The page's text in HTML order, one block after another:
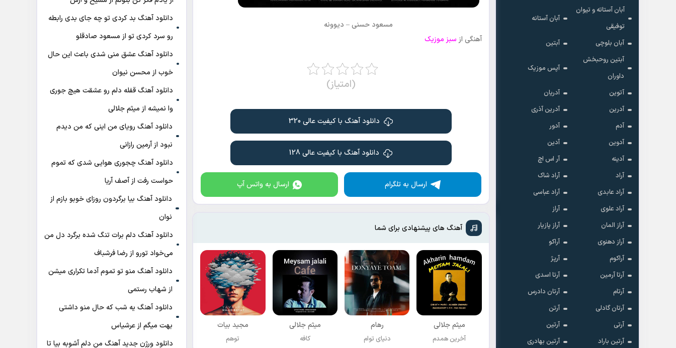
آبان آستاته و تیوان
توفیقی
آبان آستانه
آبان بلوچی
آبتین
آبتین روحبخش
داوران
آپس موزیک
آتوین
آدریان
آدرین
آدرین آذری
آدم
آدور
آدوین
آدین
آدینه
آر اس اچ
آراد
آراد شاک
آراد عابدی
آراد عباسی
آراد علوی
آراز
آراز المان
آراز پازیار
آراز دهنوی
آراکو
آراکوم
آرپژ
آرتا آرمین
آرتا اسدی
آرتام
آرتان دادرس
آرتان گادلی
آرتن
آرتی
آرتین
آرتین باراد
آرتین بهادری
مسعود حسنی – دیوونه
آهنگی از سبز موزیک
(امتیاز)
دانلود آهنگ با کیفیت عالی 320
دانلود آهنگ با کیفیت عالی 128
ارسال به تلگرام ارسال به واتس آپ
آهنگ های پیشنهادی برای شما
میثم جلالی
آخرین همدم
رهام
دنیای توام
میثم جلالی
کافه
مجید بیات
توهم
دانلود آهنگ بد کردی تو چه جای بدی رابطه
رو سرد کردی تو از مسعود صادقلو
دانلود آهنگ عشق منی شدی باعث این حال
خوب از محسن نیوان
دانلود آهنگ قفله دلم رو عشقت هیچ جوری
وا نمیشه از میثم جلالی
دانلود آهنگ رویای من اینی که من دیدم
نبود از آرمین رازانی
دانلود آهنگ ﭼﺠﻮری ﻫﻮاﻳﻰ ﺷﺪی ﻛﻪ ﺗﻤﻮم
ﺣﻮاﺳﺖ رﻓﺖ از آصف آریا
دانلود آهنگ بیا برگردون روزای خوبو بازم از
نوان
دانلود آهنگ دلم برات تنگ شده برگرد دل من
می‌خواد تورو از رضا فرشباف
دانلود آهنگ منو تو تموم آدما تکراری میشن
از شهاب رستمی
دانلود آهنگ ﻳﻪ ﺷﺐ ﻛﻪ ﺣﺎل ﻣﻨﻮ داﺷﺘﻰ
ﺑﻬﺖ میگم از عرشیاس
دانلود ورژن جدید آهنگ من دلم آشوبه بیا تا